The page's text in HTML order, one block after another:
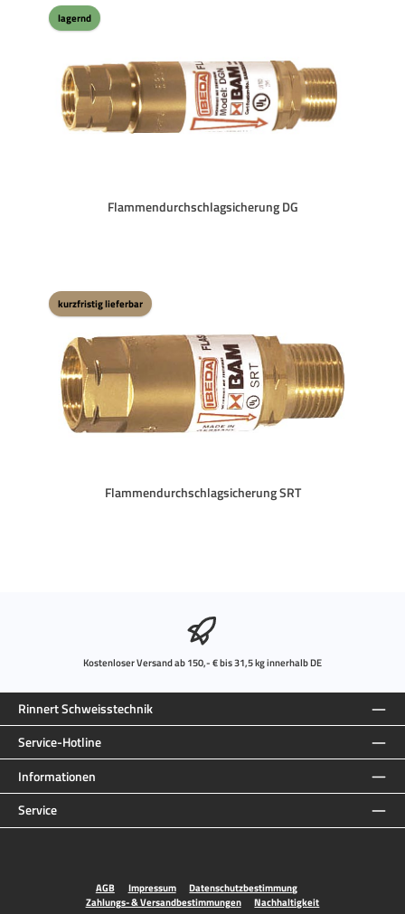
lagernd
Flammendurchschlagsicherung DG
kurzfristig lieferbar
Flammendurchschlagsicherung SRT
Kostenloser Versand ab 150,- € bis 31,5 kg innerhalb DE
Rinnert Schweisstechnik
Service-Hotline
Informationen
Service
AGB Impressum
Datenschutzbestimmung
Zahlungs- & Versandbestimmungen
Nachhaltigkeit